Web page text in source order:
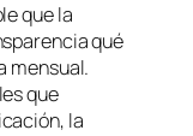
que la
qué
mensual.
que
la